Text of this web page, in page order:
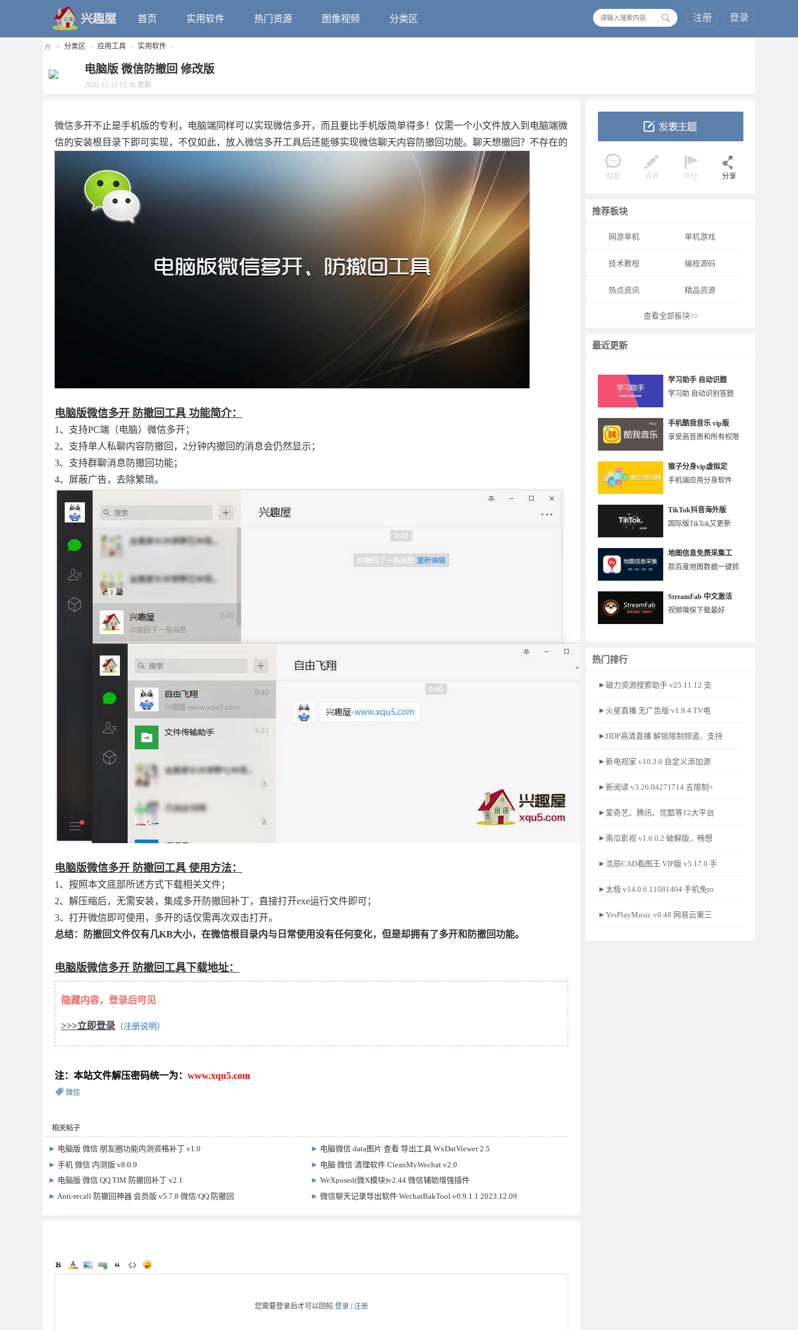
首页 实用软件 热门资源 图像视频 分类区 注册 登录
趣
» 分类区 › 应用工具 › 实用软件 ›
电脑版 微信防撤回 修改版
2020-12-12 15:36 更新
回复 点评 评分 分享
推荐板块
网游单机 单机游戏
技术教程 编程源码
热点资讯 精品资源
查看全部板块>>
最近更新
学习助手 自动识题
学习助 自动识别答题
手机酷我音乐 vip版
享受高音质和所有权限
猴子分身vip虚拟定
手机端应用分身软件
TikTok抖音海外版
国际版TikTok又更新
地图信息免费采集工
款百度地图数据一键抓
StreamFab 中文激活
视频嗅探下载最好
热门排行
►磁力资源搜索助手 v25.11.12 支
►火星直播 无广告版 v1.9.4 TV电
►HDP高清直播 解锁限制频道、支持
►新电视家 v10.3.0 自定义添加源
►新阅读 v3.26.04271714 去限制+
►爱奇艺、腾讯、优酷等12大平台
►南瓜影视 v1.6.0.2 破解版，畅想
►浩辰CAD看图王 VIP版 v5.17.0 手
►太极 v14.0.6.11081404 手机免ro
►YesPlayMusic v0.48 网易云第三
微信多开不止是手机版的专利，电脑端同样可以实现微信多开，而且要比手机版简单得多！仅需一个小文件放入到电脑端微
信的安装根目录下即可实现，不仅如此，放入微信多开工具后还能够实现微信聊天内容防撤回功能。聊天想撤回？不存在的
电脑版微信多开 防撤回工具 功能简介：
1、支持PC端（电脑）微信多开；
2、支持单人私聊内容防撤回，2分钟内撤回的消息会仍然显示；
3、支持群聊消息防撤回功能；
4、屏蔽广告，去除繁琐。
电脑版微信多开 防撤回工具 使用方法：
1、按照本文底部所述方式下载相关文件；
2、解压缩后，无需安装，集成多开防撤回补丁，直接打开exe运行文件即可；
3、打开微信即可使用，多开的话仅需再次双击打开。
总结：防撤回文件仅有几KB大小，在微信根目录内与日常使用没有任何变化，但是却拥有了多开和防撤回功能。
电脑版微信多开 防撤回工具下载地址：
隐藏内容，登录后可见
>>>立即登录 （注册说明）
注：本站文件解压密码统一为： www.xqu5.com
微信
相关帖子
► 电脑版 微信 朋友圈功能内测资格补丁 v1.0 ► 电脑微信 data图片 查看 导出工具 WxDatViewer 2.5
► 手机 微信 内测版 v8.0.9 ► 电脑 微信 清理软件 CleanMyWechat v2.0
► 电脑版 微信 QQ TIM 防撤回补丁 v2.1 ►WeXposed(微X模块)v2.44 微信辅助增强插件
► Anti-recall 防撤回神器 会员版 v5.7.8 微信/QQ 防撤回 ►微信聊天记录导出软件 WechatBakTool v0.9.1.1 2023.12.09
您需要登录后才可以回帖 登录 注册